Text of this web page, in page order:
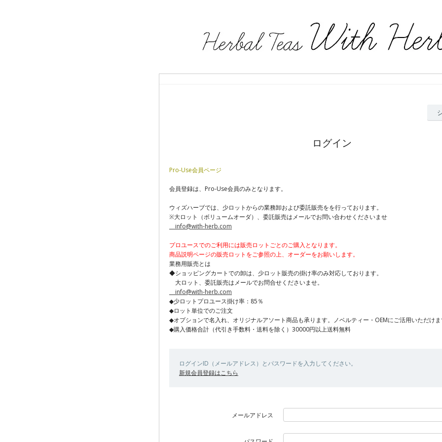
ログイン
Pro-Use会員ページ
会員登録は、Pro-Use会員のみとなります。
ウィズハーブでは、少ロットからの業務卸および委託販売をを行っております。
※大ロット（ボリュームオーダ）、委託販売はメールでお問い合わせくださいませ
info@with-herb.com
プロユースでのご利用には販売ロットごとのご購入となります。
商品説明ページの販売ロットをご参照の上、オーダーをお願いします。
業務用販売とは
◆ショッピングカートでの卸は、少ロット販売の掛け率のみ対応しております。
大ロット、委託販売はメールでお問合せくださいませ。
info@with-herb.com
◆少ロットプロユース掛け率：85％
◆ロット単位でのご注文
◆オプションで名入れ、オリジナルアソート商品も承ります。ノベルティー・OEMにご活用いただけ
◆購入価格合計（代引き手数料・送料を除く）30000円以上送料無料
ログインID（メールアドレス）とパスワードを入力してください。
新規会員登録はこちら
メールアドレス